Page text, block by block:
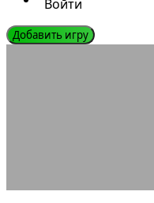
Войти
Добавить игру